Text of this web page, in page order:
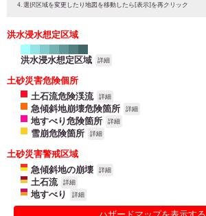
選択区域を変更したり地図を移動したら[表示]を再クリック
洪水浸水想定区域
洪水浸水想定区域 詳細
土砂災害危険個所
土石流危険渓流
詳細
急傾斜地崩壊危険箇所 詳細
地すべり危険箇所 詳細
雪崩危険箇所 詳細
土砂災害警戒区域
急傾斜地の崩壊
詳細
土石流 詳細
地すべり 詳細